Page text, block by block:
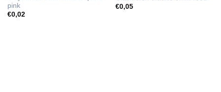
pink
€0,02
€0,05